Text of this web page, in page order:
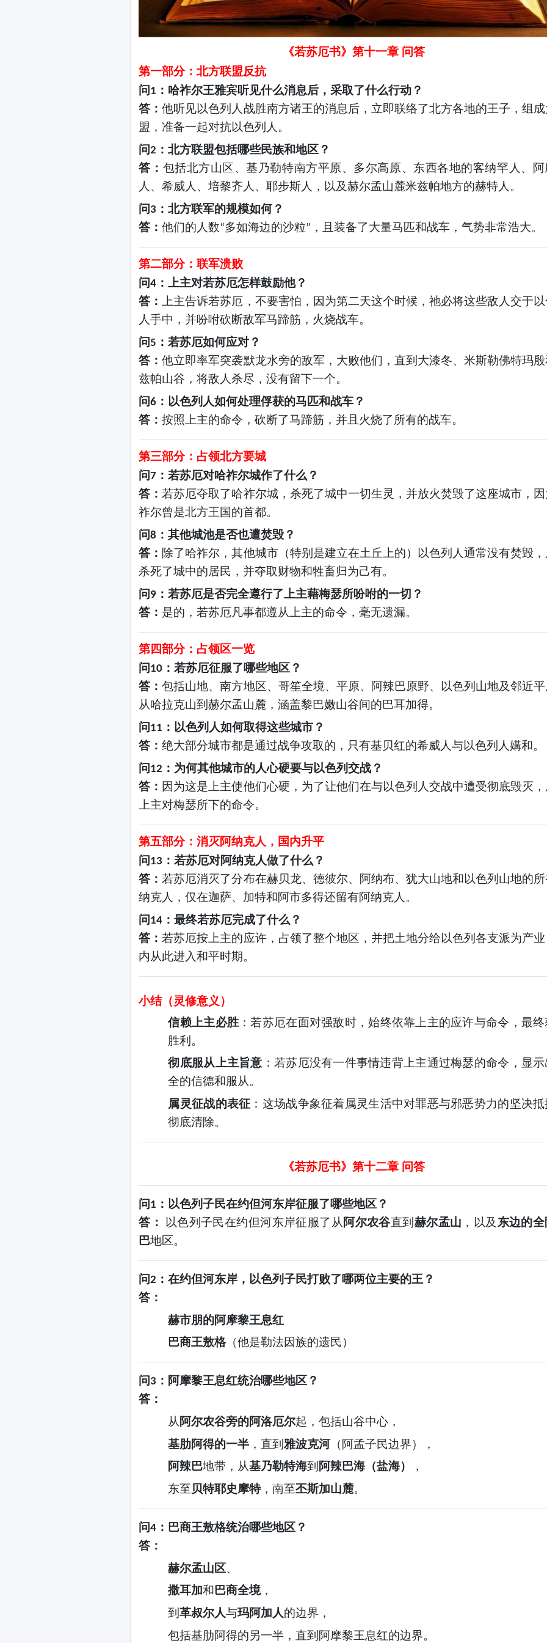
《若苏厄书》第十一章 问答
第一部分：北方联盟反抗
问 1 ：哈祚尔王雅宾听见什么消息后，采取了什么行动？
答：他听见以色列人战胜南方诸王的消息后，立即联络了北方各地的王子，组
盟，准备一起对抗以色列人。
问2 ：北方联盟包括哪些民族和地区？
答： 包括北方山区、基乃勒特南方平原、多尔高原、东西各地的客纳罕人、阿
人、希威人、培黎齐人、耶步斯人，以及赫尔孟山麓米兹帕地方的赫特人。
问3 ：北方联军的规模如何？
答：他们的人数“多如海边的沙粒” ，且装备了大量马匹和战车，气势非常浩大。
第二部分：联军溃败
问4 ：上主对若苏厄怎样鼓励他？
答：上主告诉若苏厄，不要害怕，因为第二天这个时候，祂必将这些敌人交于以
人手中，并吩咐砍断敌军马蹄筋，火烧战车。
问5 ：若苏厄如何应对？
答：他立即率军突袭默龙水旁的敌军，大败他们，直到大漆冬、米斯勒佛特玛
兹帕山谷，将敌人杀尽，没有留下一个。
问6 ：以色列人如何处理俘获的马匹和战车？
答：按照上主的命令，砍断了马蹄筋，并且火烧了所有的战车。
第三部分：占领北方要城
问7 ：若苏厄对哈祚尔城作了什么？
答：若苏厄夺取了哈祚尔城，杀死了城中一切生灵，并放火焚毁了这座城市，
祚尔曾是北方王国的首都。
问8 ：其他城池是否也遭焚毁？
答： 除了哈祚尔，其他城市（特别是建立在土丘上的）以色列人通常没有焚毁
杀死了城中的居民，并夺取财物和牲畜归为己有。
问9 ：若苏厄是否完全遵行了上主藉梅瑟所吩咐的一切？
答： 是的，若苏厄凡事都遵从上主的命令，毫无遗漏。
第四部分：占领区一览
问 10 ：若苏厄征服了哪些地区？
答：包括山地、南方地区、哥笙全境、平原、阿辣巴原野、以色列山地及邻近平
从哈拉克山到赫尔孟山麓，涵盖黎巴嫩山谷间的巴耳加得。
问 11 ：以色列人如何取得这些城市？
答：绝大部分城市都是通过战争攻取的，只有基贝红的希威人与以色列人媾和。
问12 ：为何其他城市的人心硬要与以色列交战？
答： 因为这是上主使他们心硬，为了让他们在与以色列人交战中遭受彻底毁灭
上主对梅瑟所下的命令。
第五部分：消灭阿纳克人，国内升平
问 13 ：若苏厄对阿纳克人做了什么？
答：若苏厄消灭了分布在赫贝龙、德彼尔、阿纳布、犹大山地和以色列山地的
纳克人，仅在迦萨、加特和阿市多得还留有阿纳克人。
问 14 ：最终若苏厄完成了什么？
答： 若苏厄按上主的应许，占领了整个地区，并把土地分给以色列各支派为产业
内从此进入和平时期。
小结（灵修意义）
信赖上主必胜 ：若苏厄在面对强敌时，始终依靠上主的应许与命令，最
胜利。
彻底服从上主旨意 ：若苏厄没有一件事情违背上主通过梅瑟的命令，显
全的信德和服从。
属灵征战的表征 ：这场战争象征着属灵生活中对罪恶与邪恶势力的坚决抵
彻底清除。
《若苏厄书》第十二章 问答
问 1 ：以色列子民在约但河东岸征服了哪些地区？
答：
以色列子民在约但河东岸征服了从 阿尔农谷直到 赫尔孟山 ，以及 东边的
巴地区。
问2 ：在约但河东岸，以色列子民打败了哪两位主要的王？
答：
赫市朋的阿摩黎王息红
巴商王敖格（他是勒法因族的遗民）
问 3 ：阿摩黎王息红统治哪些地区？
答：
从 阿尔农谷旁的阿洛厄尔起，包括山谷中心，
基肋阿得的一半 ，直到雅波克河（阿孟子民边界），
阿辣巴地带，从基乃勒特海到 阿辣巴海（盐海）
，
东至贝特耶史摩特，南至丕斯加山麓。
问4 ：巴商王敖格统治哪些地区？
答：
赫尔孟山区、
撒耳加和 巴商全境，
到革叔尔人与玛阿加人的边界，
包括基肋阿得的另一半，直到阿摩黎王息红的边界。